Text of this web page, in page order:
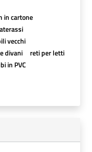
in cartone
vecchi
divani
reti per letti
in PVC